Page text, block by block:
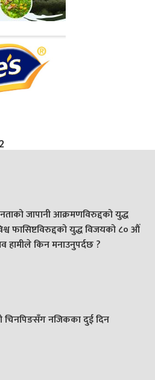
जापानी आक्रमणविरुद्दको युद्ध
फासिष्टविरुद्दको युद्ध विजयको ८० औं
हामीले किन मनाउनुपर्दछ ?
सी चिनपिङसँग नजिकका दुई दिन